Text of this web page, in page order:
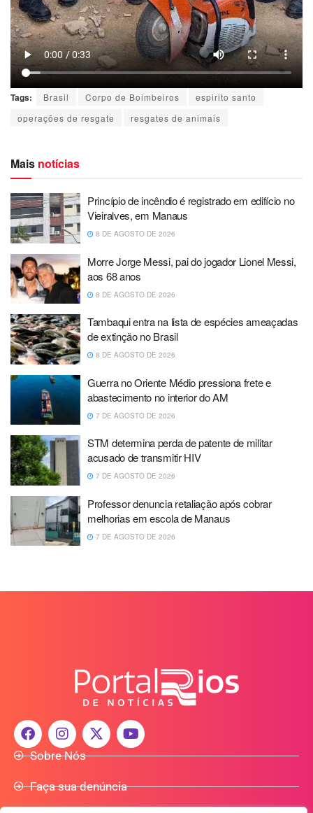
Tags: Brasil Corpo de Boimbeiros
espirito santo
operações de resgate
resgates de animais
Mais notícias
Princípio de incêndio é registrado em edifício no
Vieiralves, em Manaus
8 DE AGOSTO DE 2026
Morre Jorge Messi, pai do jogador Lionel Messi,
aos 68 anos
8 DE AGOSTO DE 2026
Tambaqui entra na lista de espécies ameaçadas
de extinção no Brasil
8 DE AGOSTO DE 2026
Guerra no Oriente Médio pressiona frete e
abastecimento no interior do AM
7 DE AGOSTO DE 2026
STM determina perda de patente de militar
acusado de transmitir HIV
7 DE AGOSTO DE 2026
Professor denuncia retaliação após cobrar
melhorias em escola de Manaus
7 DE AGOSTO DE 2026
Sobre Nós
Faça sua denúncia